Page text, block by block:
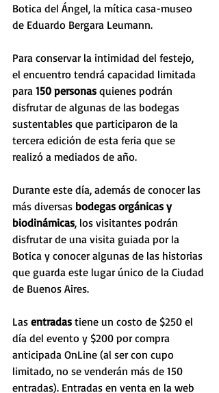
Botica del Ángel, la mítica casa-museo
de Eduardo Bergara Leumann.
Para conservar la intimidad del festejo,
el encuentro tendrá capacidad limitada
para 150 personas quienes podrán
disfrutar de algunas de las bodegas
sustentables que participaron de la
tercera edición de esta feria que se
realizó a mediados de año.
Durante este día, además de conocer las
más diversas bodegas orgánicas y
biodinámicas, los visitantes podrán
disfrutar de una visita guiada por la
Botica y conocer algunas de las historias
que guarda este lugar único de la Ciudad
de Buenos Aires.
Las entradas tiene un costo de $250 el
día del evento y $200 por compra
anticipada OnLine (al ser con cupo
limitado, no se venderán más de 150
entradas). Entradas en venta en la web